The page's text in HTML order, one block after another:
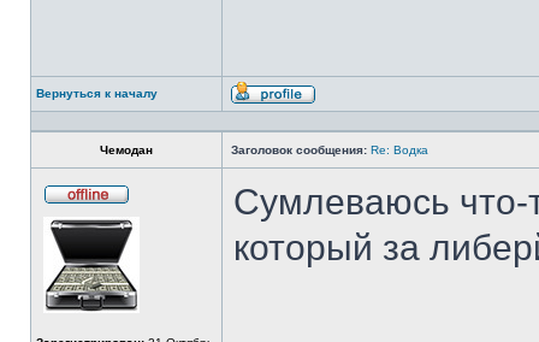
Вернуться к началу
Профиль
Чемодан Заголовок сообщения: Re: Водка
в
сети
Сумлеваюсь что-
который за